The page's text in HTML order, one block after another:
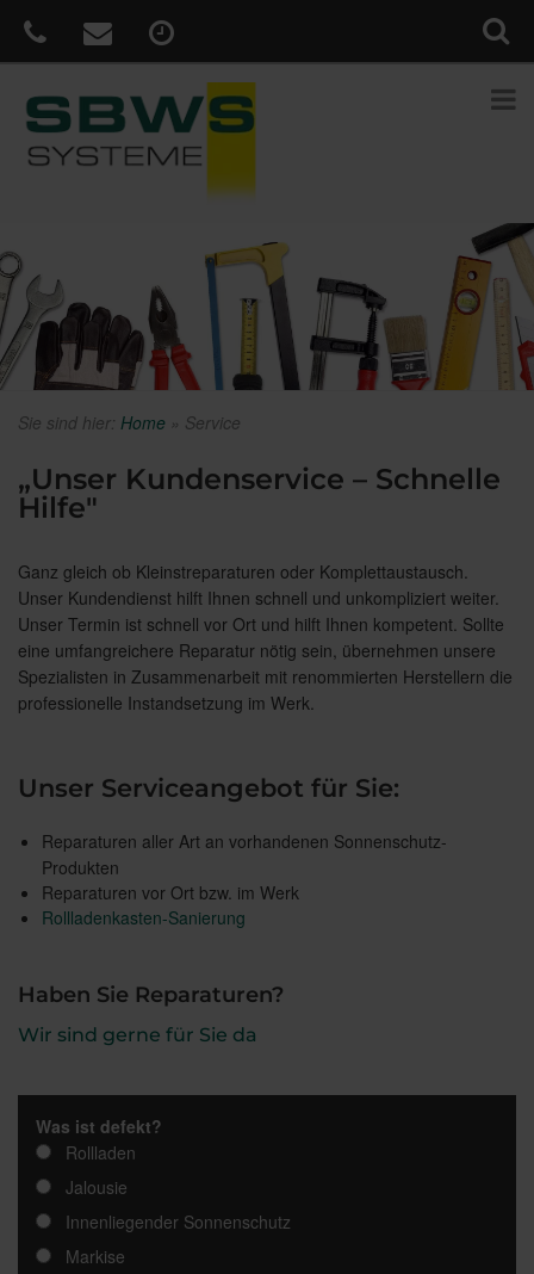
Sie sind hier: Home » Service
„Unser Kundenservice – Schnelle
Hilfe"
Ganz gleich ob Kleinstreparaturen oder Komplettaustausch.
Unser Kundendienst hilft Ihnen schnell und unkompliziert weiter.
Unser Termin ist schnell vor Ort und hilft Ihnen kompetent. Sollte
eine umfangreichere Reparatur nötig sein, übernehmen unsere
Spezialisten in Zusammenarbeit mit renommierten Herstellern die
professionelle Instandsetzung im Werk.
Unser Serviceangebot für Sie:
Reparaturen aller Art an vorhandenen Sonnenschutz-
Produkten
Reparaturen vor Ort bzw. im Werk
Rollladenkasten-Sanierung
Haben Sie Reparaturen?
Wir sind gerne für Sie da
Was ist defekt?
Rollladen
Jalousie
Innenliegender Sonnenschutz
Markise